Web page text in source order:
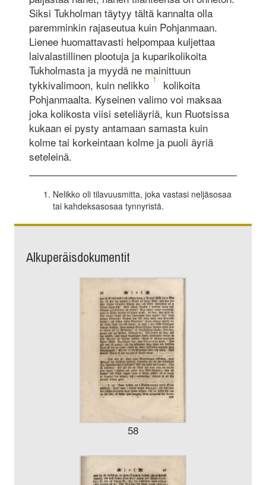
Siksi Tukholman täytyy tältä kannalta olla
paremminkin rajaseutua kuin Pohjanmaan.
Lienee huomattavasti helpompaa kuljettaa
laivalastillinen plootuja ja kuparikolikoita
Tukholmasta ja myydä ne mainittuun
tykkivalimoon, kuin nelikko 1
kolikoita
Pohjanmaalta. Kyseinen valimo voi maksaa
joka kolikosta viisi seteliäyriä, kun Ruotsissa
kukaan ei pysty antamaan samasta kuin
kolme tai korkeintaan kolme ja puoli äyriä
seteleinä.
Nelikko oli tilavuusmitta, joka vastasi neljäsosaa
tai kahdeksasosaa tynnyristä.
Alkuperäisdokumentit
58